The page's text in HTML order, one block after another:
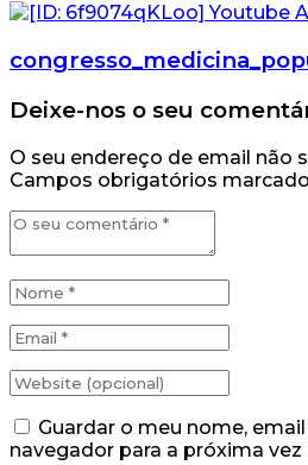
Deixe-nos o seu
O seu endereço de email não
Campos obrigatórios
Guardar o meu nome,
navegador para a próxima